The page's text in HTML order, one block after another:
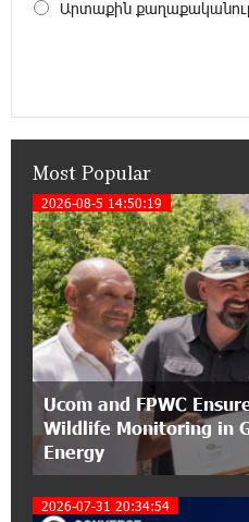
an attractive
15:47:51 9-07-2026
A little corner of
partnership of
17:31:55 8-07-2026
Idram is the
Conscious
12:40:22 8-07-2026
Polytechnic
Held with the
Converse Bank
Արտաքին
Most Popular
2026-08-5 14:50:19
Ucom and FPWC
Wildlife Monitoring in
Energy
2026-07-31 20:34:54